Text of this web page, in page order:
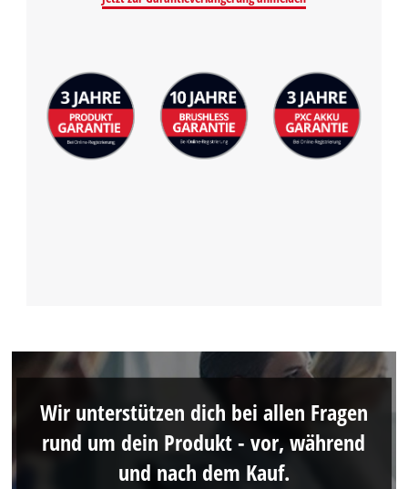
Wir unterstützen dich bei allen Fragen
rund um dein Produkt - vor, während
und nach dem Kauf.